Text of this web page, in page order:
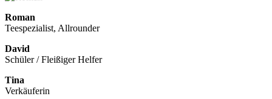
Roman
Teespezialist, Allrounder
David
Schüler / Fleißiger Helfer
Tina
Verkäuferin